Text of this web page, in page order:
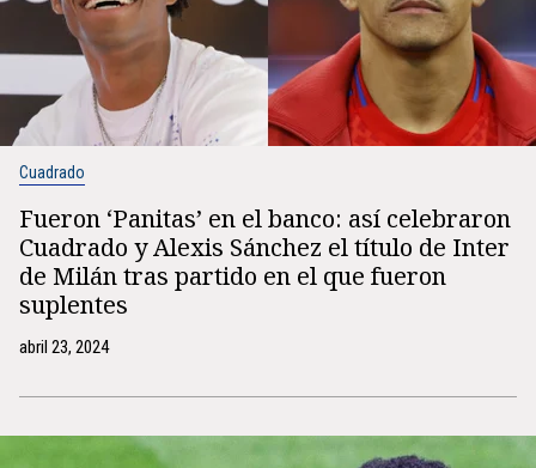
Cuadrado
Fueron ‘Panitas’ en el banco: así celebraron
Cuadrado y Alexis Sánchez el título de Inter
de Milán tras partido en el que fueron
suplentes
abril 23, 2024